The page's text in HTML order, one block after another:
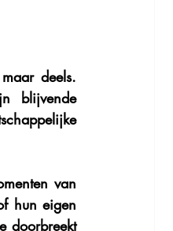
deels.
blijvende
van
hun eigen
doorbreekt